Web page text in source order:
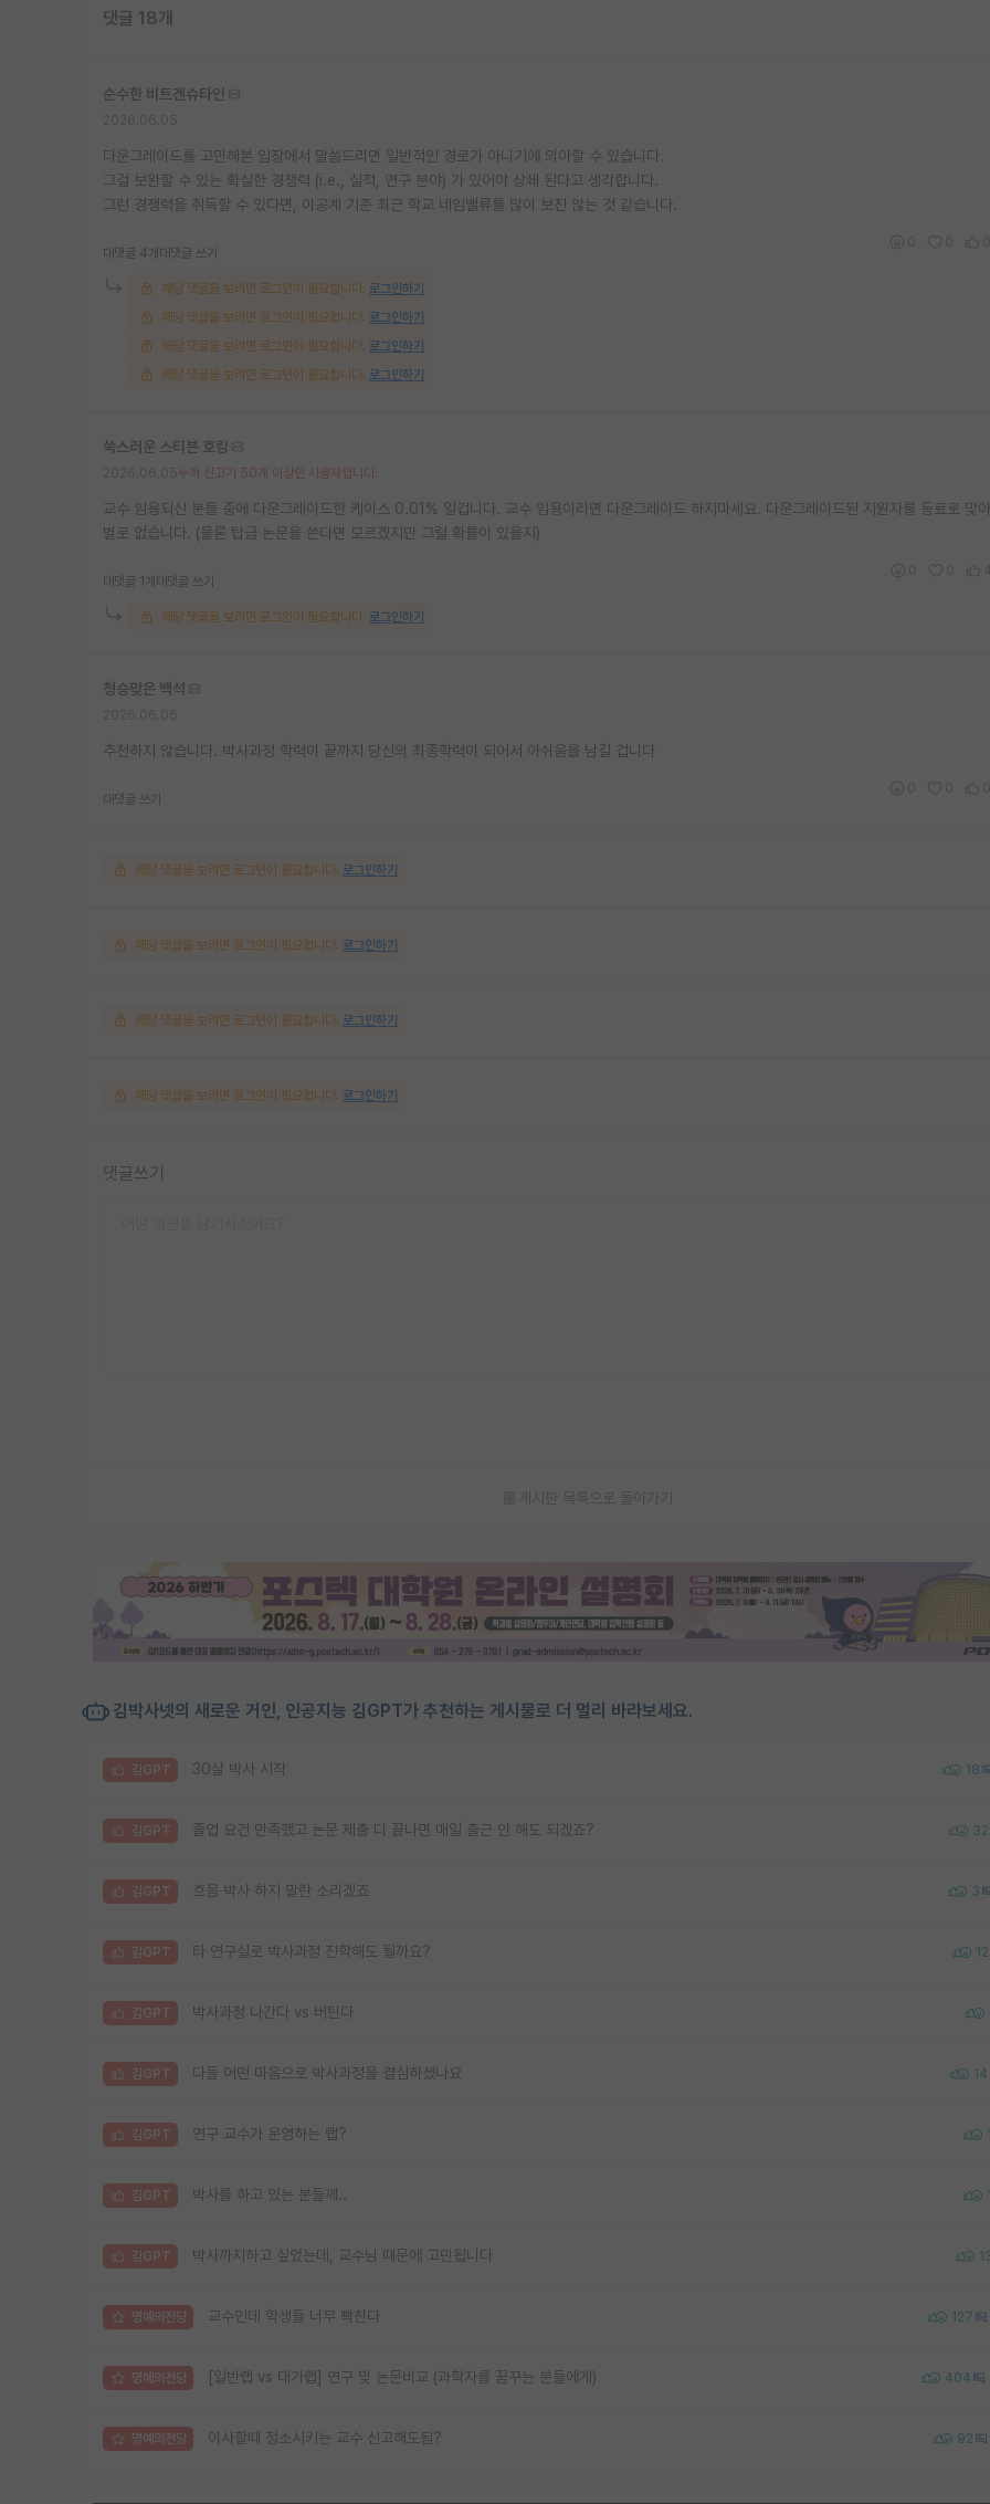
댓글 18개
순수한 비트겐슈타인
다운그레이드를 고민해본 입장에서 말씀드리면 일반적인 경로가 아니기에 의아할 수 있습니다.
그걸 보완할 수 있는 확실한 경쟁력 (i.e., 실적, 연구 분야) 가 있어야 상쇄 된다고 생각합니다.
그런 경쟁력을 취득할 수 있다면, 이공계 기준 최근 학교 네임밸류를 많이 보진 않는 것 같습니다.
대댓글 4개 대댓글 쓰기
해당 댓글을 보려면 로그인이 필요합니다. 로그인하기
해당 댓글을 보려면 로그인이 필요합니다. 로그인하기
해당 댓글을 보려면 로그인이 필요합니다. 로그인하기
해당 댓글을 보려면 로그인이 필요합니다. 로그인하기
쑥스러운 스티븐 호킹
누적 신고가 50개 이상인 사용자입니다.
교수 임용되신 분들 중에 다운그레이드한 케이스 0.01% 일겁니다. 교수 임용이라면 다운그레이드 하지마세요. 다운그레이드된 지원자를 동료로 맞
별로 없습니다. (물론 탑급 논문을 쓴다면 모르겠지만 그럴 확률이 있을지)
대댓글 1개 대댓글 쓰기
해당 댓글을 보려면 로그인이 필요합니다. 로그인하기
청승맞은 백석
추천하지 않습니다. 박사과정 학력이 끝까지 당신의 최종학력이 되어서 아쉬움을 남길 겁니다
대댓글 쓰기
해당 댓글을 보려면 로그인이 필요합니다. 로그인하기
해당 댓글을 보려면 로그인이 필요합니다. 로그인하기
해당 댓글을 보려면 로그인이 필요합니다. 로그인하기
해당 댓글을 보려면 로그인이 필요합니다. 로그인하기
댓글쓰기
게시판 목록으로 돌아가기
김박사넷의 새로운 거인, 인공지능 김GPT가 추천하는 게시물로 더 멀리 바라보세요.
김GPT 30살 박사 시작 18
김GPT 졸업 요건 만족했고 논문 제출 다 끝나면 매일 출근 안 해도 되겠죠? 32
김GPT 흐음 박사 하지 말란 소리겠죠 3
김GPT 타 연구실로 박사과정 진학해도 될까요? 12
김GPT 박사과정 나간다 vs 버틴다
김GPT 다들 어떤 마음으로 박사과정을 결심하셨나요 14
김GPT 연구 교수가 운영하는 랩?
김GPT 박사를 하고 있는 분들께..
김GPT 박사까지하고 싶었는데, 교수님 때문에 고민됩니다
명예의전당 교수인데 학생들 너무 빡친다 127
명예의전당 [일반랩 vs 대가랩] 연구 및 논문비교 (과학자를 꿈꾸는 분들에게) 404
명예의전당 이사할때 청소시키는 교수 신고해도됨? 92